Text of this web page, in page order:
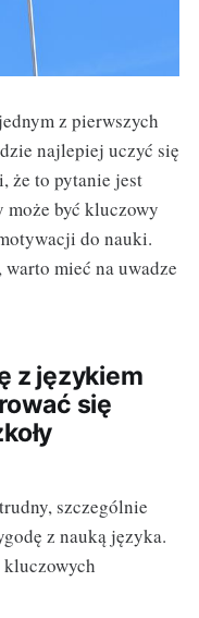
z pierwszych
najlepiej uczyć się
że to pytanie jest
może być kluczowy
do nauki.
mieć na uwadze
z językiem
się
szczególnie
z nauką języka.